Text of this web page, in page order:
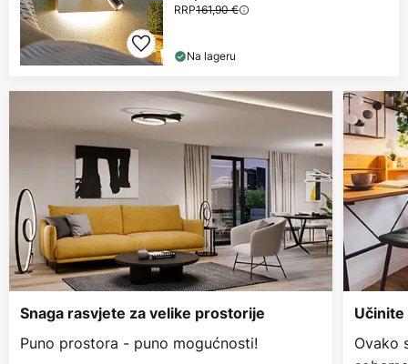
RRP161,90 €
Na lageru
Snaga rasvjete za velike prostorije
Puno prostora - puno mogućnosti!
Učinite
Ovako